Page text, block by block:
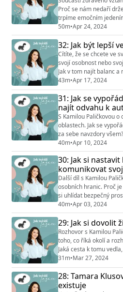
Proč se nám nedaří
trpíme emočním
celé dát dohromady
a zároveň zábavné? O
Skalickou, nutriční
jídlo tak vážně, kterou
@tojidlo. Chcete
50m•Apr 24, 2024
32: Jak být lepší
Cítíte, že se chcete ve
svojí osobnost nebo
Jak v tom najít balanc
neustále rozvíjet? “Dřív
a byla jsem
budu myslet a že se to
mi to podařilo změnit,
že se to změnit dá a j...
43m•Apr 17, 2024
31: Jak se
najít odvahu k
S Kamilou Paličkovou
oblastech. Jak se
za sebe navzdory
nepříjemným pocitem
Ženy často nemůžou
reakcí okolí, říká Kamila
zamyšlení také pro
společnosti. Chcete v
40m•Apr 10, 2024
30: Jak si
komunikovat
Další díl s Kamilou
osobních hranic. Proč
si uhlídat bezpečný
fáze testování hranic? A
druhým překračujeme
uvědomili? Povídáme
upřednostňují potřeby
zůstávají v roli oběti. S
40m•Apr 03, 2024
29: Jak si dovolit
Rozhovor s Kamilou
toho, co říká okolí a
Jaká cesta k tomu
to, když chceme udělat
hodnocení druhých?
uvědomit si své
když je zachytíme,
31m•Mar 27, 2024
28: Tamara
existuje